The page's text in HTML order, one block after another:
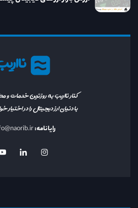
کنار نااریب به روزترین خدمات و
با دنیای ارز دیجیتال را در
رایانامه:info@naorib.ir